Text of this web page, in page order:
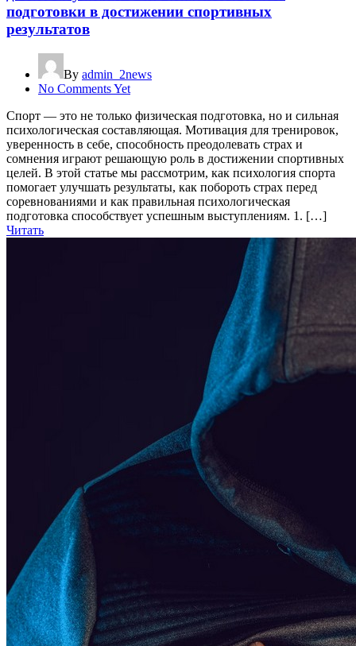
подготовки в достижении спортивных
результатов
By admin_2news
No Comments Yet
Спорт — это не только физическая подготовка, но и сильная
психологическая составляющая. Мотивация для тренировок,
уверенность в себе, способность преодолевать страх и
сомнения играют решающую роль в достижении спортивных
целей. В этой статье мы рассмотрим, как психология спорта
помогает улучшать результаты, как побороть страх перед
соревнованиями и как правильная психологическая
подготовка способствует успешным выступлениям. 1. […]
Читать